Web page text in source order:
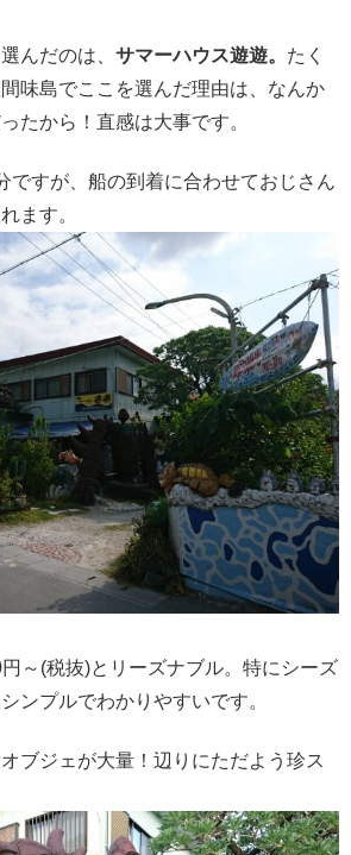
んだのは、 サマーハウス遊遊。 たく
味島でここを選んだ理由は、なんか
たから！直感は大事です。
ですが、船の到着に合わせておじさん
ます。
～(税抜)とリーズナブル。特にシーズ
ンプルでわかりやすいです。
ブジェが大量！辺りにただよう珍ス